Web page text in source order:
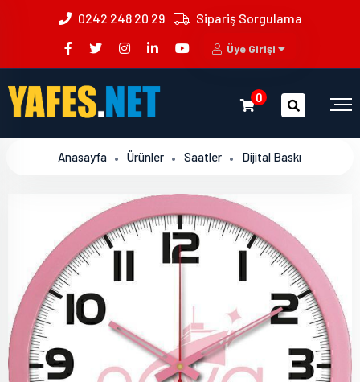
0242 248 20 29 Sipariş Sorgulama
Üye Girişi
0
Anasayfa Ürünler Saatler Dijital Baskı